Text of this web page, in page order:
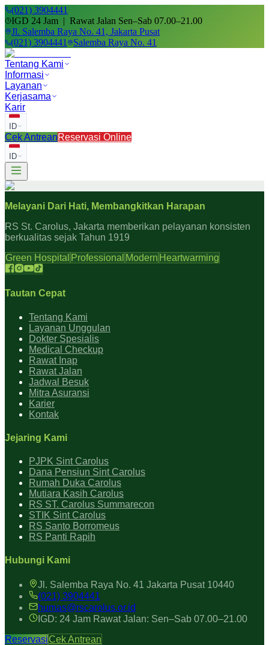
(021) 3904441
IGD 24 Jam | Rawat Jalan Sen–Sab 07.00–21.00
Jl. Salemba Raya No. 41, Jakarta Pusat
(021) 3904441
Salemba Raya No. 41
Tentang Kami
Informasi
Layanan
Kerjasama
Karir
ID
Cek AntreanReservasi Online
ID
Melayani Dari Hati, Membangkitkan Harapan
RS St. Carolus, Jakarta memberikan pelayanan konsisten
berkualitas sejak Tahun 1919
Green Hospital Professional Modern Heartwarming
Tautan Cepat
Tentang Kami
Layanan Unggulan
Dokter Spesialis
Medical Checkup
Rawat Inap
Rawat Jalan
Jadwal Besuk
Mitra Asuransi
Karier
Kontak
Jejaring Kami
PJPK Sint Carolus
Dana Pensiun Sint Carolus
Rumah Duka Carolus
Mutiara Kasih Carolus
RS ST. Carolus Summarecon
STIK Sint Carolus
RS Santo Borromeus
RS Panti Rapih
Hubungi Kami
Jl. Salemba Raya No. 41 Jakarta Pusat 10440
(021) 3904441
humas@rscarolus.or.id
IGD: 24 Jam Rawat Jalan: Sen–Sab 07.00–21.00
ReservasiCek Antrean